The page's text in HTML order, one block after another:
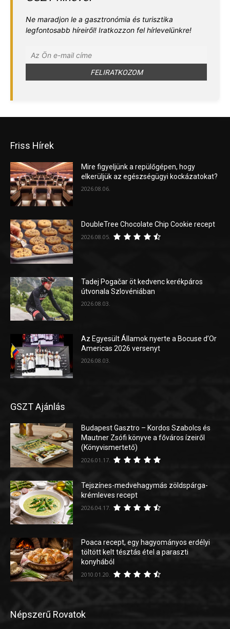
Ne maradjon le a gasztronómia és turisztika
legfontosabb híreiről! Iratkozzon fel hírlevelünkre!
Friss Hírek
Mire figyeljünk a repülőgépen, hogy
elkerüljük az egészségügyi kockázatokat?
2026.08.06.
DoubleTree Chocolate Chip Cookie recept
2026.08.05.
Tadej Pogačar öt kedvenc kerékpáros
útvonala Szlovéniában
2026.08.03.
Az Egyesült Államok nyerte a Bocuse d’Or
Americas 2026 versenyt
2026.08.03.
GSZT Ajánlás
Budapest Gasztro – Kordos Szabolcs és
Mautner Zsófi könyve a főváros ízeiről
(Könyvismertető)
2026.01.17.
Tejszínes-medvehagymás zöldspárga-
krémleves recept
2026.04.17.
Poaca recept, egy hagyományos erdélyi
töltött kelt tésztás étel a paraszti
konyhából
2010.01.20.
Népszerű Rovatok